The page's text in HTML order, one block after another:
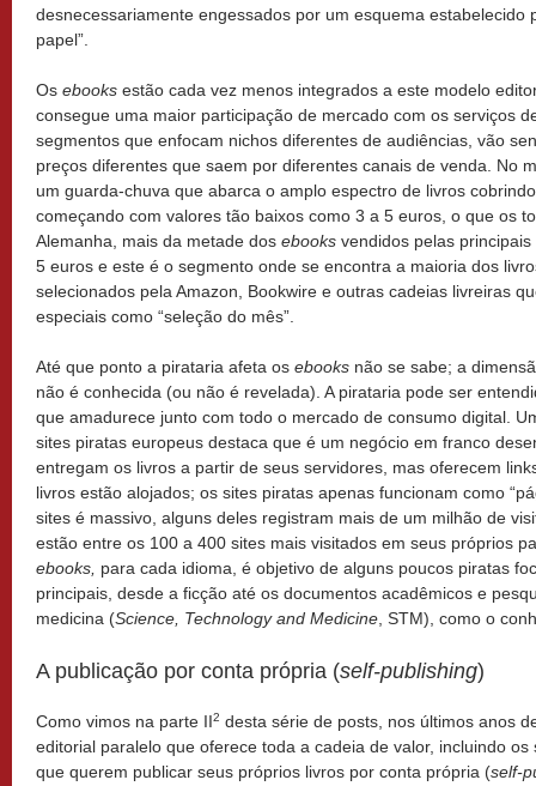
desnecessariamente engessados por um esquema estabelecido
papel”.
Os ebooks estão cada vez menos integrados a este modelo
consegue uma maior participação de mercado com os serviços
segmentos que enfocam nichos diferentes de audiências, vão
preços diferentes que saem por diferentes canais de venda. No
um guarda-chuva que abarca o amplo espectro de livros
começando com valores tão baixos como 3 a 5 euros, o que os
Alemanha, mais da metade dos ebooks vendidos pelas
5 euros e este é o segmento onde se encontra a maioria dos
selecionados pela Amazon, Bookwire e outras cadeias livreiras
especiais como “seleção do mês”.
Até que ponto a pirataria afeta os ebooks não se sabe; a
não é conhecida (ou não é revelada). A pirataria pode ser
que amadurece junto com todo o mercado de consumo digital.
sites piratas europeus destaca que é um negócio em franco
entregam os livros a partir de seus servidores, mas oferecem
livros estão alojados; os sites piratas apenas funcionam como
sites é massivo, alguns deles registram mais de um milhão de
estão entre os 100 a 400 sites mais visitados em seus próprios
ebooks, para cada idioma, é objetivo de alguns poucos piratas
principais, desde a ficção até os documentos acadêmicos e
medicina (Science, Technology and Medicine , STM), como o
A publicação por conta própria (self-publishing)
Como vimos na parte II2 desta série de posts, nos últimos anos
editorial paralelo que oferece toda a cadeia de valor, incluindo
que querem publicar seus próprios livros por conta própria (self-